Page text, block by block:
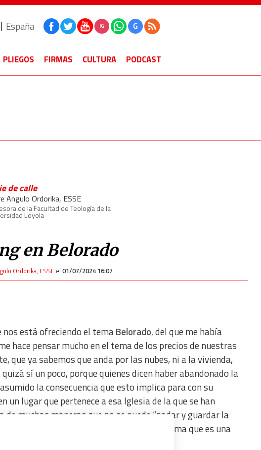
España IG G
PLIEGOS FIRMAS CULTURA PODCAST
de calle
Angulo Ordorika, ESSE
de la Facultad de Teología de la
Loyola
en Belorado
Ordorika, ESSEel 01/07/2024 16:07
nos está ofreciendo el temaBelorado, del que me había
hace pensar mucho en el tema de los precios de nuestras
que ya sabemos que anda por las nubes, ni a la vivienda,
sí un poco, porque quienes dicen haber abandonado la
la consecuencia que esto implica para con su
lugar que pertenece a esa Iglesia de la que se han
muchas maneras que no se puede “nadar y guardar la
y a la tajada”, insistencia que me confirma que es una
que cualquier elección lleva implícita.